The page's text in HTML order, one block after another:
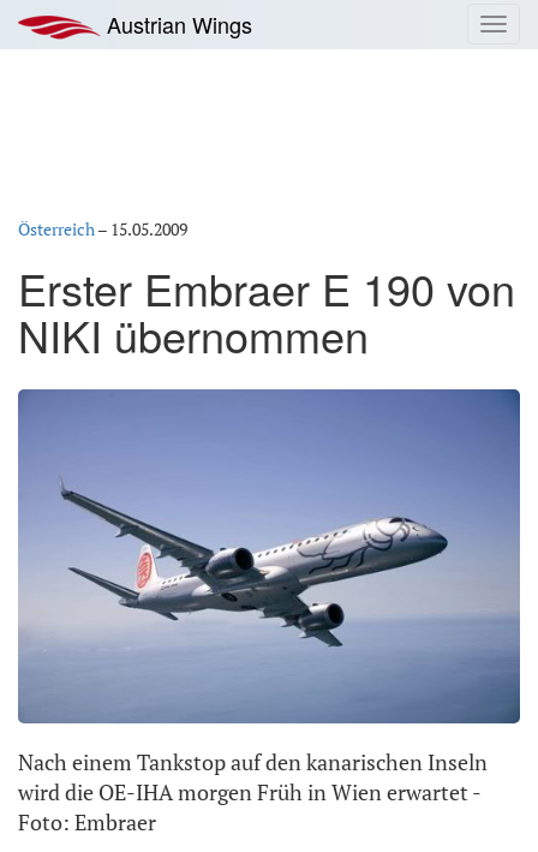
Inhalt
springen
Austrian Wings
Österreich– 15.05.2009
Erster Embraer E 190 von
NIKI übernommen
Nach einem Tankstop auf den kanarischen Inseln
wird die OE-IHA morgen Früh in Wien erwartet -
Foto: Embraer